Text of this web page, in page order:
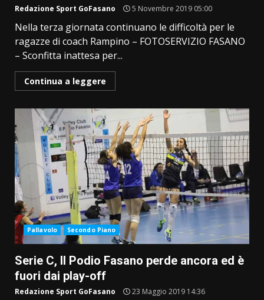
Redazione Sport GoFasano 5 Novembre 2019 05:00
Nella terza giornata continuano le difficoltà per le
ragazze di coach Rampino – FOTOSERVIZIO FASANO
– Sconfitta inattesa per...
Continua a leggere
Pallavolo Secondo Piano
Serie C, Il Podio Fasano perde ancora ed è
fuori dai play-off
Redazione Sport GoFasano 23 Maggio 2019 14:36